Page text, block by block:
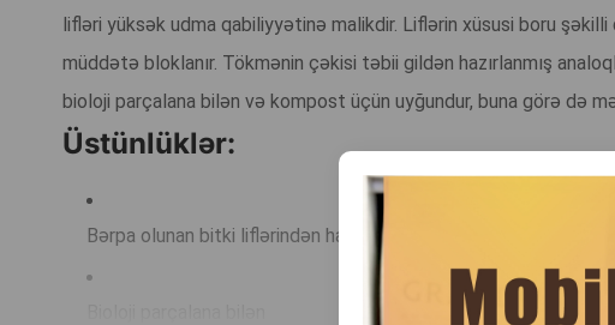
lifləri yüksək udma qabiliyyətinə malikdir. Liflərin xüsusi boru
müddətə bloklanır. Tökmənin çəkisi təbii gildən hazırlanmış
bioloji parçalana bilən və kompost üçün uyğundur, buna görə də
Üstünlüklər:
Bərpa olunan bitki liflərindən hazırlanmışdır